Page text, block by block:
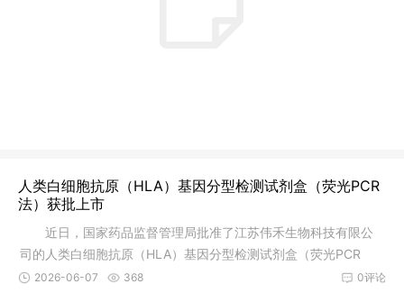
人类白细胞抗原（HLA）基因分型检测试剂盒（荧光PCR
法）获批上市
近日，国家药品监督管理局批准了江苏伟禾生物科技有限公
司的人类白细胞抗原（HLA）基因分型检测试剂盒（荧光PCR
法）注册申请
0评论
2026-06-07 368